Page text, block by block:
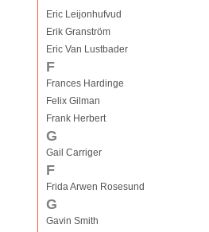
Eric Leijonhufvud
Erik Granström
Eric Van Lustbader
F
Frances Hardinge
Felix Gilman
Frank Herbert
G
Gail Carriger
F
Frida Arwen Rosesund
G
Gavin Smith